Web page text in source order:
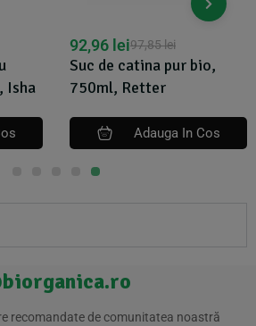
Isha
Suc de catina pur bio,
750ml, Retter
97,85lei
92,96 lei
Adauga In Cos
recomandate de comunitatea noastră